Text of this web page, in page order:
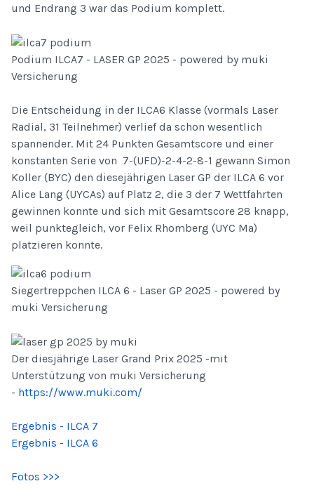
und Endrang 3 war das Podium komplett.
Podium ILCA7 - LASER GP 2025 - powered by muki
Versicherung
Die Entscheidung in der ILCA6 Klasse (vormals Laser
Radial, 31 Teilnehmer) verlief da schon wesentlich
spannender. Mit 24 Punkten Gesamtscore und einer
konstanten Serie von 7-(UFD)-2-4-2-8-1 gewann Simon
Koller (BYC) den diesejährigen Laser GP der ILCA 6 vor
Alice Lang (UYCAs) auf Platz 2, die 3 der 7 Wettfahrten
gewinnen konnte und sich mit Gesamtscore 28 knapp,
weil punktegleich, vor Felix Rhomberg (UYC Ma)
platzieren konnte.
Siegertreppchen ILCA 6 - Laser GP 2025 - powered by
muki Versicherung
Der diesjährige Laser Grand Prix 2025 -mit
Unterstützung von muki Versicherung
- https://www.muki.com/
Ergebnis - ILCA 7
Ergebnis - ILCA 6
Fotos >>>